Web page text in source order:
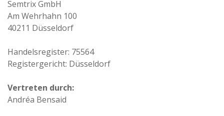
Semtrix GmbH
Am Wehrhahn 100
40211 Düsseldorf
Handelsregister: 75564
Registergericht: Düsseldorf
Vertreten durch:
Andréa Bensaid